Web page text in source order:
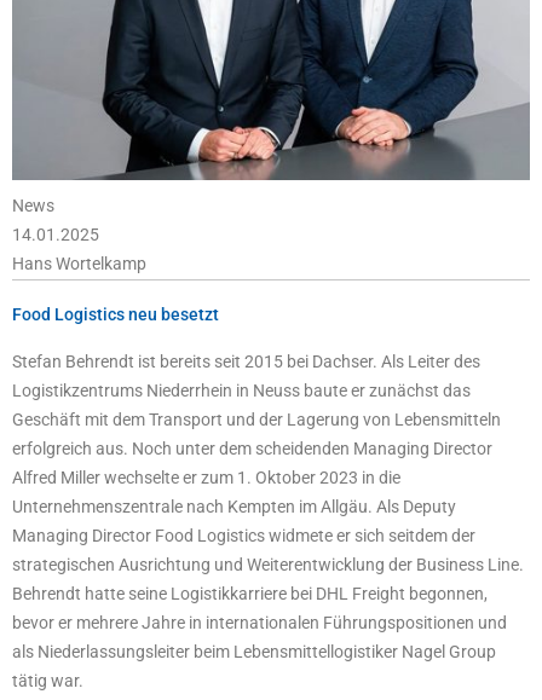
News
14.01.2025
Hans Wortelkamp
Food Logistics neu besetzt
Stefan Behrendt ist bereits seit 2015 bei Dachser. Als Leiter des
Logistikzentrums Niederrhein in Neuss baute er zunächst das
Geschäft mit dem Transport und der Lagerung von Lebensmitteln
erfolgreich aus. Noch unter dem scheidenden Managing Director
Alfred Miller wechselte er zum 1. Oktober 2023 in die
Unternehmenszentrale nach Kempten im Allgäu. Als Deputy
Managing Director Food Logistics widmete er sich seitdem der
strategischen Ausrichtung und Weiterentwicklung der Business Line.
Behrendt hatte seine Logistikkarriere bei DHL Freight begonnen,
bevor er mehrere Jahre in internationalen Führungspositionen und
als Niederlassungsleiter beim Lebensmittellogistiker Nagel Group
tätig war.